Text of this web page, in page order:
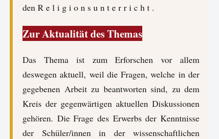
den R e l i g i o n s u n t e r r i c h t .
Zur Aktualität des Themas
Das Thema ist zum Erforschen vor allem
deswegen aktuell, weil die Fragen, welche in der
gegebenen Arbeit zu beantworten sind, zu dem
Kreis der gegenwärtigen aktuellen Diskussionen
gehören. Die Frage des Erwerbs der Kenntnisse
der Schüler/innen in der wissenschaftlichen